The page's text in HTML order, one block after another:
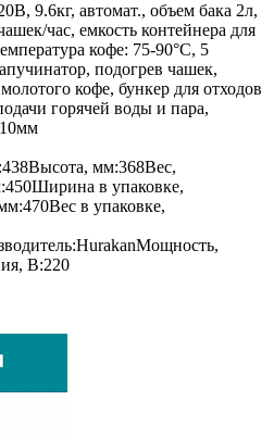
9.6кг, автомат., объем бака 2л,
час, емкость контейнера для
кофе: 75-90°C, 5
подогрев чашек,
кофе, бункер для отходов
горячей воды и пара,
438Высота, мм:368Вес,
450Ширина в упаковке,
470Вес в упаковке,
HurakanМощность,
В:220